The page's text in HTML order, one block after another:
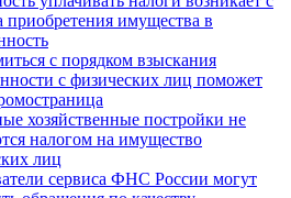
приобретения имущества в
с порядком взыскания
с физических лиц поможет
хозяйственные постройки не
налогом на имущество
лиц
сервиса ФНС России могут